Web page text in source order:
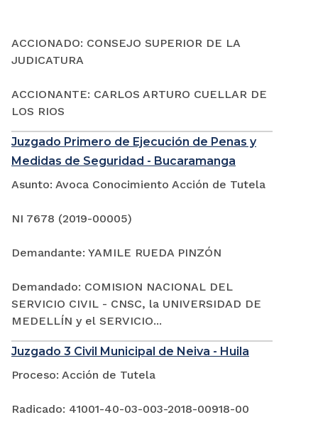
ACCIONADO: CONSEJO SUPERIOR DE LA
JUDICATURA
ACCIONANTE: CARLOS ARTURO CUELLAR DE
LOS RIOS
Juzgado Primero de Ejecución de Penas y
Medidas de Seguridad - Bucaramanga
Asunto: Avoca Conocimiento Acción de Tutela
NI 7678 (2019-00005)
Demandante: YAMILE RUEDA PINZÓN
Demandado: COMISION NACIONAL DEL
SERVICIO CIVIL - CNSC, la UNIVERSIDAD DE
MEDELLÍN y el SERVICIO...
Juzgado 3 Civil Municipal de Neiva - Huila
Proceso: Acción de Tutela
Radicado: 41001-40-03-003-2018-00918-00